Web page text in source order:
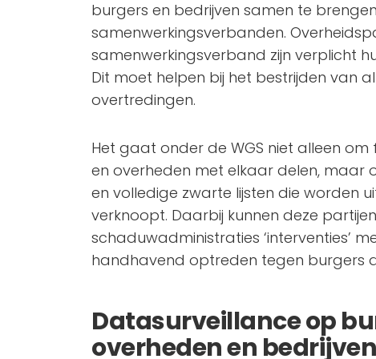
burgers en bedrijven samen te
samenwerkingsverbanden.
samenwerkingsverband zijn verplicht
Dit moet helpen bij het bestrijden van
overtredingen.
Het gaat onder de WGS niet alleen om
en overheden met elkaar delen, maar
en volledige zwarte lijsten die worden
verknoopt. Daarbij kunnen deze
schaduwadministraties ‘interventies’
handhavend optreden tegen burgers
Datasurveillance op
overheden en bedrijven